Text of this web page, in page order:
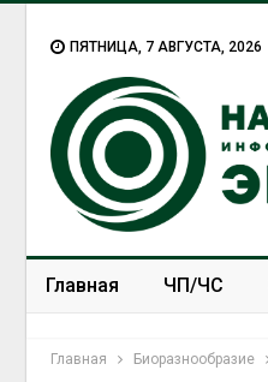
ПЯТНИЦА, 7 АВГУСТА, 2026
Главная ЧП/ЧС
Главная Биоразнообразие